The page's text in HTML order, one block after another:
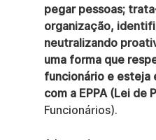
pegar pessoas;
organização,
neutralizando
uma forma que
funcionário e esteja
com a EPPA (Lei de
Funcionários).